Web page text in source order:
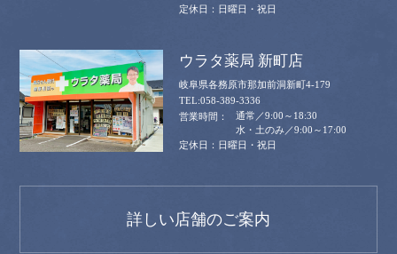
日曜日・祝日
ウラタ薬局 新町店
岐阜県各務原市那加前洞新町4-179
058-389-3336
通常／9:00～18:30
水・土のみ／9:00～17:00
日曜日・祝日
詳しい店舗のご案内